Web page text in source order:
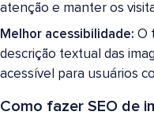
atenção e manter os
Melhor acessibilidade: O
descrição textual das
acessível para usuários
Como fazer SEO de